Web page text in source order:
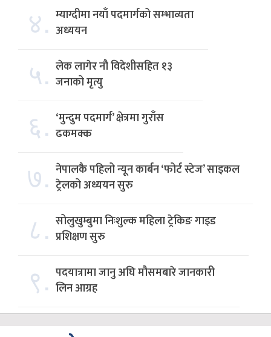
४. म्याग्दीमा नयाँ पदमार्गको सम्भाव्यता
अध्ययन
५. लेक लागेर नौ विदेशीसहित १३
जनाको मृत्यु
६. ‘मुन्दुम पदमार्ग’ क्षेत्रमा गुराँस
ढकमक्क
७. नेपालकै पहिलो न्यून कार्बन ‘फोर्ट स्टेज’ साइकल
ट्रेलको अध्ययन सुरु
८. सोलुखुम्बुमा निःशुल्क महिला ट्रेकिङ गाइड
प्रशिक्षण सुरु
९. पदयात्रामा जानु अघि मौसमबारे जानकारी
लिन आग्रह